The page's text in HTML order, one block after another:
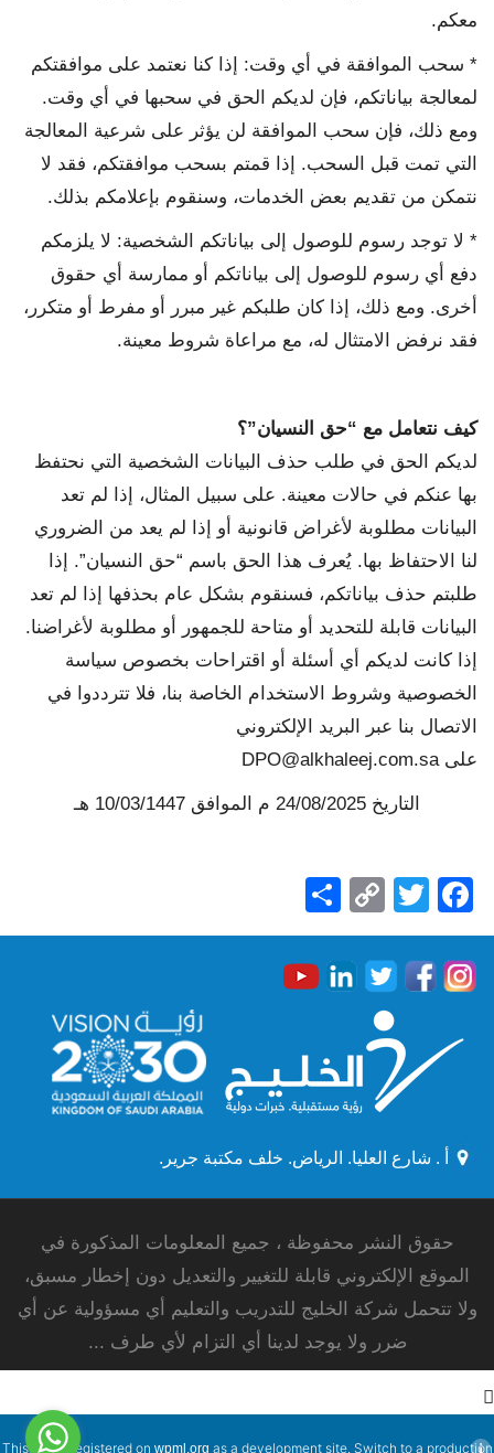
معكم.
* سحب الموافقة في أي وقت: إذا كنا نعتمد على موافقتكم
لمعالجة بياناتكم، فإن لديكم الحق في سحبها في أي وقت.
ومع ذلك، فإن سحب الموافقة لن يؤثر على شرعية المعالجة
التي تمت قبل السحب. إذا قمتم بسحب موافقتكم، فقد لا
نتمكن من تقديم بعض الخدمات، وسنقوم بإعلامكم بذلك.
* لا توجد رسوم للوصول إلى بياناتكم الشخصية: لا يلزمكم
دفع أي رسوم للوصول إلى بياناتكم أو ممارسة أي حقوق
أخرى. ومع ذلك، إذا كان طلبكم غير مبرر أو مفرط أو متكرر،
فقد نرفض الامتثال له، مع مراعاة شروط معينة.
كيف نتعامل مع “حق النسيان”؟
لديكم الحق في طلب حذف البيانات الشخصية التي نحتفظ
بها عنكم في حالات معينة. على سبيل المثال، إذا لم تعد
البيانات مطلوبة لأغراض قانونية أو إذا لم يعد من الضروري
لنا الاحتفاظ بها. يُعرف هذا الحق باسم “حق النسيان”. إذا
طلبتم حذف بياناتكم، فسنقوم بشكل عام بحذفها إذا لم تعد
البيانات قابلة للتحديد أو متاحة للجمهور أو مطلوبة لأغراضنا.
إذا كانت لديكم أي أسئلة أو اقتراحات بخصوص سياسة
الخصوصية وشروط الاستخدام الخاصة بنا، فلا تترددوا في
الاتصال بنا عبر البريد الإلكتروني
علىDPO@alkhaleej.com.sa
التاريخ 24/08/2025 م الموافق 10/03/1447 هـ
Facebook
Twitter
Copy
Link
أ . شارع العليا. الرياض. خلف مكتبة جرير.
حقوق النشر محفوظة ، جميع المعلومات المذكورة في
الموقع الإلكتروني قابلة للتغيير والتعديل دون إخطار مسبق،
ولا تتحمل شركة الخليج للتدريب والتعليم أي مسؤولية عن أي
ضرر ولا يوجد لدينا أي التزام لأي طرف ...
This site is registered on wpml.org as a development site. Switch to a production